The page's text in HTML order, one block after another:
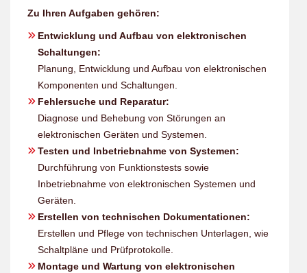
Zu Ihren Aufgaben gehören:
Entwicklung und Aufbau von elektronischen
Schaltungen:
Planung, Entwicklung und Aufbau von elektronischen
Komponenten und Schaltungen.
Fehlersuche und Reparatur:
Diagnose und Behebung von Störungen an
elektronischen Geräten und Systemen.
Testen und Inbetriebnahme von Systemen:
Durchführung von Funktionstests sowie
Inbetriebnahme von elektronischen Systemen und
Geräten.
Erstellen von technischen Dokumentationen:
Erstellen und Pflege von technischen Unterlagen, wie
Schaltpläne und Prüfprotokolle.
Montage und Wartung von elektronischen